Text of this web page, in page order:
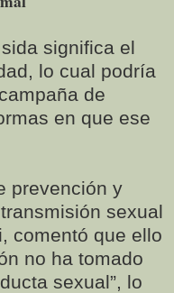
significa el
lo cual podría
de
en que ese
prevención y
sexual
comentó que ello
no ha tomado
sexual”, lo